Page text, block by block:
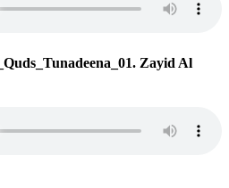
Zayid Al